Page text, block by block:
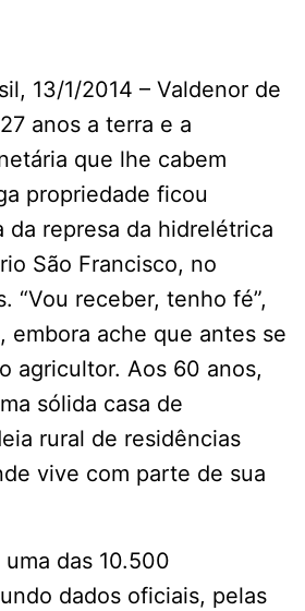
13/1/2014 – Valdenor de
anos a terra e a
que lhe cabem
propriedade ficou
da represa da hidrelétrica
São Francisco, no
“Vou receber, tenho fé”,
embora ache que antes se
agricultor. Aos 60 anos,
sólida casa de
rural de residências
vive com parte de sua
das 10.500
dados oficiais, pelas